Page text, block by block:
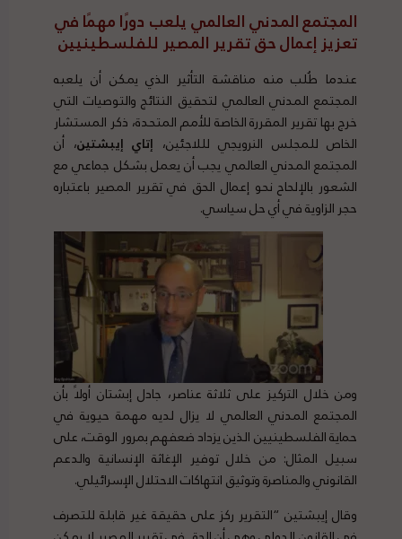
المجتمع المدني العالمي يلعب دورًا مهمًا في
تعزيز إعمال حق تقرير المصير للفلسطينيين
عندما طُلب منه مناقشة التأثير الذي يمكن أن يلعبه
المجتمع المدني العالمي لتحقيق النتائج والتوصيات التي
خرج بها تقرير المقررة الخاصة للأمم المتحدة، ذكر المستشار
الخاص للمجلس النرويجي لللاجئين، إتاي إيبشتين، أن
المجتمع المدني العالمي يجب أن يعمل بشكل جماعي مع
الشعور بالإلحاح نحو إعمال الحق في تقرير المصير باعتباره
حجر الزاوية في أي حل سياسي.
ومن خلال التركيز على ثلاثة عناصر، جادل إبشتان أولاً بأن
المجتمع المدني العالمي لا يزال لديه مهمة حيوية في
حماية الفلسطينيين الذين يزداد ضعفهم بمرور الوقت، على
سبيل المثال: من خلال توفير الإغاثة الإنسانية والدعم
القانوني والمناصرة وتوثيق انتهاكات الاحتلال الإسرائيلي.
وقال إيبشتين “التقرير ركز على حقيقة غير قابلة للتصرف